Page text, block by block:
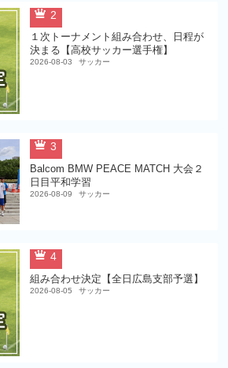
2
１次トーナメント組み合わせ、日程が
決まる【高校サッカー選手権】
2026-08-03 サッカー
3
Balcom BMW PEACE MATCH 大会２
日目平和学習
2026-08-09 サッカー
4
組み合わせ決定【全日広島支部予選】
2026-08-05 サッカー